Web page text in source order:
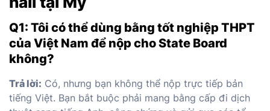
Q1: Tôi có thể dùng bằng tốt nghiệp THPT
của Việt Nam để nộp cho State Board
không?
Trả lời: Có, nhưng bạn không thể nộp trực tiếp bản
tiếng Việt. Bạn bắt buộc phải mang bằng cấp đi dịch